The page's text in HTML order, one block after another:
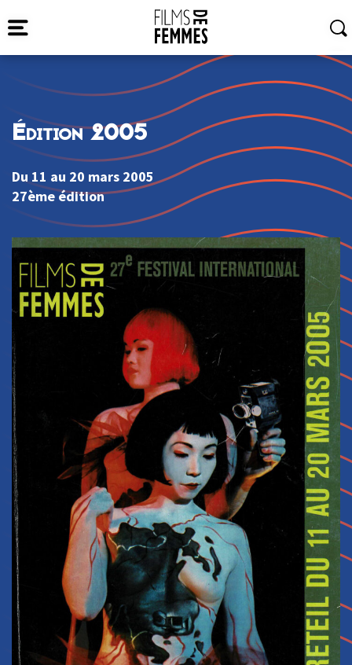
Édition 2005
Du 11 au 20 mars 2005
27ème édition